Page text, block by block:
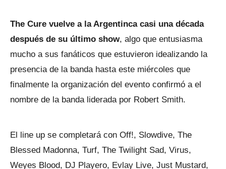
The Cure vuelve a la Argentinca casi una década
después de su último show, algo que entusiasma
mucho a sus fanáticos que estuvieron idealizando la
presencia de la banda hasta este miércoles que
finalmente la organización del evento confirmó a el
nombre de la banda liderada por Robert Smith.
El line up se completará con Off!, Slowdive, The
Blessed Madonna, Turf, The Twilight Sad, Virus,
Weyes Blood, DJ Playero, Evlay Live, Just Mustard,